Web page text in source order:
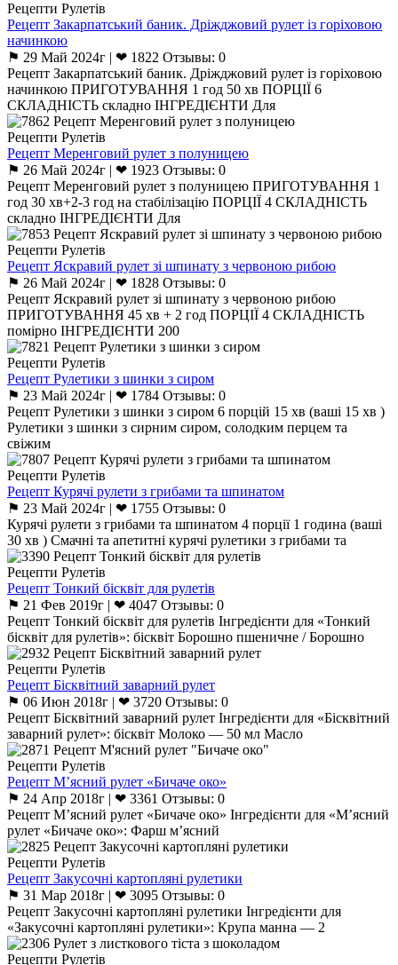
Рецепти Рулетів
Рецепт Закарпатський баник. Дріжджовий рулет із горіховою
начинкою
⚑ 29 Май 2024г | ❤ 1822 Отзывы: 0
Рецепт Закарпатський баник. Дріжджовий рулет із горіховою
начинкою ПРИГОТУВАННЯ 1 год 50 хв ПОРЦІЇ 6
СКЛАДНІСТЬ складно ІНГРЕДІЄНТИ Для
Рецепти Рулетів
Рецепт Меренговий рулет з полуницею
⚑ 26 Май 2024г | ❤ 1923 Отзывы: 0
Рецепт Меренговий рулет з полуницею ПРИГОТУВАННЯ 1
год 30 хв+2-3 год на стабілізацію ПОРЦІЇ 4 СКЛАДНІСТЬ
складно ІНГРЕДІЄНТИ Для
Рецепти Рулетів
Рецепт Яскравий рулет зі шпинату з червоною рибою
⚑ 26 Май 2024г | ❤ 1828 Отзывы: 0
Рецепт Яскравий рулет зі шпинату з червоною рибою
ПРИГОТУВАННЯ 45 хв + 2 год ПОРЦІЇ 4 СКЛАДНІСТЬ
помірно ІНГРЕДІЄНТИ 200
Рецепти Рулетів
Рецепт Рулетики з шинки з сиром
⚑ 23 Май 2024г | ❤ 1784 Отзывы: 0
Рецепт Рулетики з шинки з сиром 6 порцій 15 хв (ваші 15 хв )
Рулетики з шинки з сирним сиром, солодким перцем та
свіжим
Рецепти Рулетів
Рецепт Курячі рулети з грибами та шпинатом
⚑ 23 Май 2024г | ❤ 1755 Отзывы: 0
Курячі рулети з грибами та шпинатом 4 порції 1 година (ваші
30 хв ) Смачні та апетитні курячі рулетики з грибами та
Рецепти Рулетів
Рецепт Тонкий бісквіт для рулетів
⚑ 21 Фев 2019г | ❤ 4047 Отзывы: 0
Рецепт Тонкий бісквіт для рулетів Інгредієнти для «Тонкий
бісквіт для рулетів»: бісквіт Борошно пшеничне / Борошно
Рецепти Рулетів
Рецепт Бісквітний заварний рулет
⚑ 06 Июн 2018г | ❤ 3720 Отзывы: 0
Рецепт Бісквітний заварний рулет Інгредієнти для «Бісквітний
заварний рулет»: бісквіт Молоко — 50 мл Масло
Рецепти Рулетів
Рецепт М’ясний рулет «Бичаче око»
⚑ 24 Апр 2018г | ❤ 3361 Отзывы: 0
Рецепт М’ясний рулет «Бичаче око» Інгредієнти для «М’ясний
рулет «Бичаче око»: Фарш м’ясний
Рецепти Рулетів
Рецепт Закусочні картопляні рулетики
⚑ 31 Мар 2018г | ❤ 3095 Отзывы: 0
Рецепт Закусочні картопляні рулетики Інгредієнти для
«Закусочні картопляні рулетики»: Крупа манна — 2
Рецепти Рулетів